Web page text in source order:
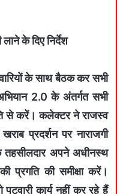
के दिए निर्देश
के साथ बैठक कर सभी
अभियान 2.0 के अंतर्गत सभी
से करें। कलेक्‍टर ने राजस्‍व
प्रदर्शन पर नाराजगी
तहसीलदार अपने अधीनस्थ
प्रगति की समीक्षा करें।
पटवारी कार्य नहीं कर रहे हैं